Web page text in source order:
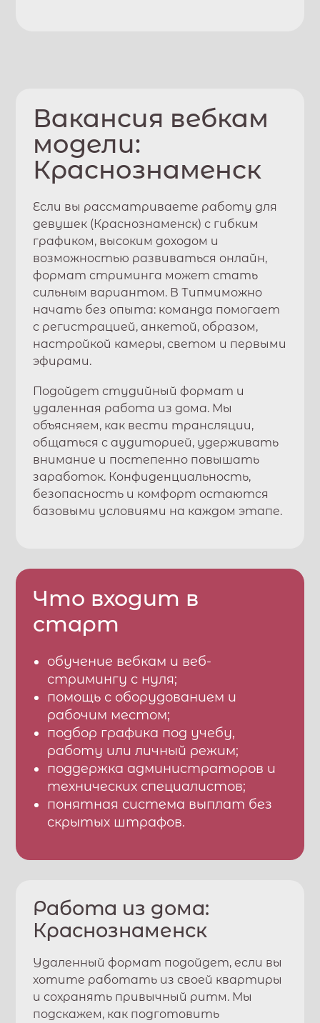
Вакансия вебкам
модели:
Краснознаменск
Если вы рассматриваете работу для
девушек (Краснознаменск) с гибким
графиком, высоким доходом и
возможностью развиваться онлайн,
формат стриминга может стать
сильным вариантом. ВТипмиможно
начать без опыта: команда помогает
с регистрацией, анкетой, образом,
настройкой камеры, светом и первыми
эфирами.
Подойдет студийный формат и
удаленная работа из дома. Мы
объясняем, как вести трансляции,
общаться с аудиторией, удерживать
внимание и постепенно повышать
заработок. Конфиденциальность,
безопасность и комфорт остаются
базовыми условиями на каждом этапе.
Что входит в
старт
обучение вебкам и веб-
стримингу с нуля;
помощь с оборудованием и
рабочим местом;
подбор графика под учебу,
работу или личный режим;
поддержка администраторов и
технических специалистов;
понятная система выплат без
скрытых штрафов.
Работа из дома:
Краснознаменск
Удаленный формат подойдет, если вы
хотите работать из своей квартиры
и сохранять привычный ритм. Мы
подскажем, как подготовить